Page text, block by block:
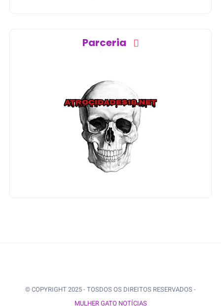
Parceria
© COPYRIGHT 2025 - TOSDOS OS DIREITOS RESERVADOS -
MULHER GATO NOTÍCIAS